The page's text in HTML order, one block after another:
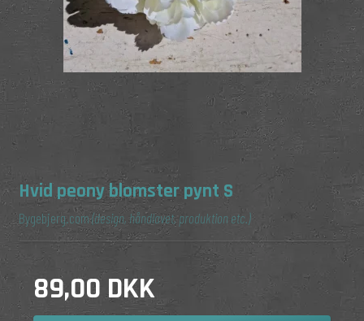
Hvid peony blomster pynt S
Bygebjerg.com(design, håndlavet, produktion etc.)
89,00 DKK